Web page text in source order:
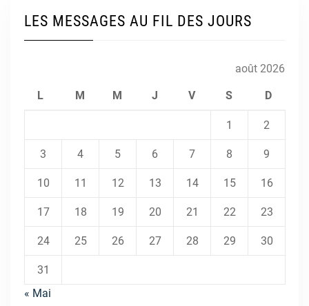
LES MESSAGES AU FIL DES JOURS
août 2026
L M M J V S D
1 2
3 4 5 6 7 8 9
10 11 12 13 14 15 16
17 18 19 20 21 22 23
24 25 26 27 28 29 30
31
« Mai